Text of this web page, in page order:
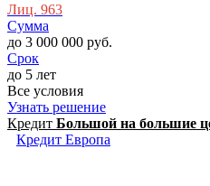
Лиц. 963
Сумма
до 3 000 000 руб.
Срок
до 5 лет
Все условия
Узнать решение
Кредит Большой на большие
Кредит Европа